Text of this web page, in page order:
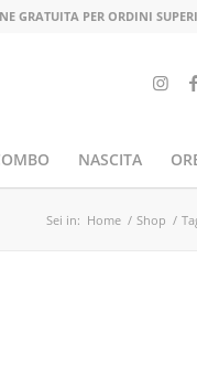
GRATUITA PER ORDINI
NASCITA
Sei in: Home / Shop /